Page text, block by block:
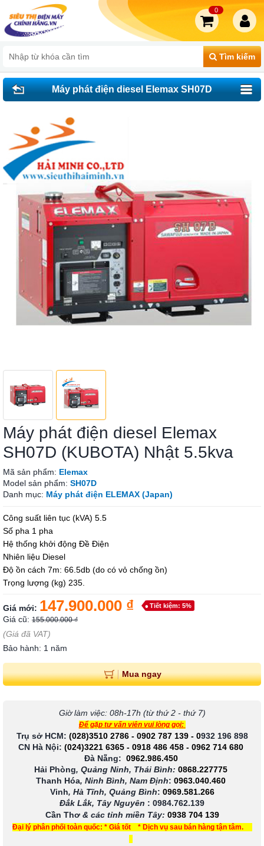
Tìm kiếm
0
Máy phát điện diesel Elemax SH07D
Máy phát điện diesel Elemax
SH07D (KUBOTA) Nhật 5.5kva
Mã sản phẩm: Elemax
Model sản phẩm: SH07D
Danh mục: Máy phát điện ELEMAX (Japan)
Công suất liên tục (kVA) 5.5
Số pha 1 pha
Hệ thống khởi động Đề Điện
Nhiên liệu Diesel
Độ ồn cách 7m: 66.5db (do có vỏ chống ồn)
Trọng lượng (kg) 235.
Giá mới: 147.900.000 ₫ Tiết kiệm: 5%
Giá cũ: 155.000.000 ₫
(Giá đã VAT)
Bảo hành: 1 năm
Mua ngay
Giờ làm việc: 08h-17h (từ thứ 2 - thứ 7)
Để gặp tư vấn viên vui lòng gọi:
Trụ sở HCM: (028)3510 2786 - 0902 787 139- 0932 196 898
CN Hà Nội: (024)3221 6365 - 0918 486 458 - 0962 714 680
Đà Nẵng: 0962.986.450
Hải Phòng, Quảng Ninh, Thái Bình: 0868.227775
Thanh Hóa, Ninh Bình, Nam Định: 0963.040.460
Vinh, Hà Tĩnh, Quảng Bình: 0969.581.266
Đắk Lắk, Tây Nguyên : 0984.762.139
Cần Thơ & các tỉnh miền Tây: 0938 704 139
Đại lý phân phối toàn quốc: * Giá tốt * Dịch vụ sau bán hàng tận tâm.